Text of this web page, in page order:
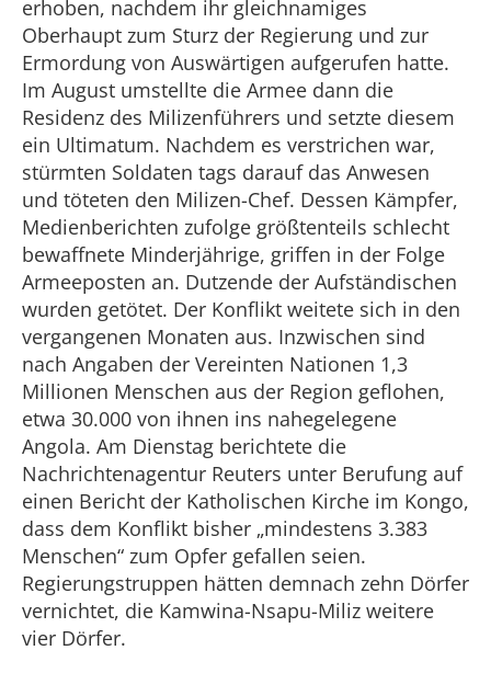
erhoben, nachdem ihr gleichnamiges
Oberhaupt zum Sturz der Regierung und zur
Ermordung von Auswärtigen aufgerufen hatte.
Im August umstellte die Armee dann die
Residenz des Milizenführers und setzte diesem
ein Ultimatum. Nachdem es verstrichen war,
stürmten Soldaten tags darauf das Anwesen
und töteten den Milizen-Chef. Dessen Kämpfer,
Medienberichten zufolge größtenteils schlecht
bewaffnete Minderjährige, griffen in der Folge
Armeeposten an. Dutzende der Aufständischen
wurden getötet. Der Konflikt weitete sich in den
vergangenen Monaten aus. Inzwischen sind
nach Angaben der Vereinten Nationen 1,3
Millionen Menschen aus der Region geflohen,
etwa 30.000 von ihnen ins nahegelegene
Angola. Am Dienstag berichtete die
Nachrichtenagentur Reuters unter Berufung auf
einen Bericht der Katholischen Kirche im Kongo,
dass dem Konflikt bisher „mindestens 3.383
Menschen“ zum Opfer gefallen seien.
Regierungstruppen hätten demnach zehn Dörfer
vernichtet, die Kamwina-Nsapu-Miliz weitere
vier Dörfer.